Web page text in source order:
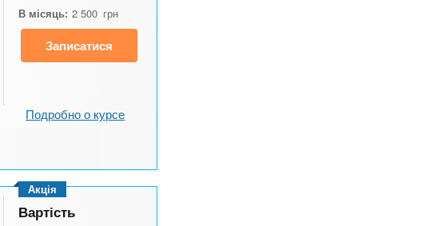
В місяць: 2 500 грн
Записатися
Подробно о курсе
Акція
Вартість